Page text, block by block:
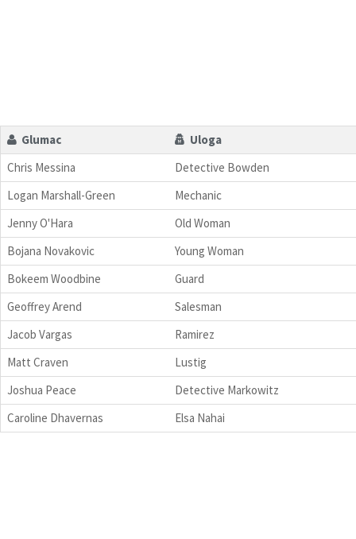
Glumac
Uloga
Chris Messina
Detective Bowden
Logan Marshall-Green
Mechanic
Jenny O'Hara
Old Woman
Bojana Novakovic
Young Woman
Bokeem Woodbine
Guard
Geoffrey Arend
Salesman
Jacob Vargas
Ramirez
Matt Craven
Lustig
Joshua Peace
Detective Markowitz
Caroline Dhavernas
Elsa Nahai